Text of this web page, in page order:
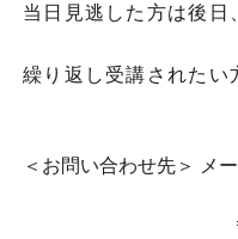
当日見逃した方は後日
繰り返し受講されたい
＜お問い合わせ先＞ メ
「広報の
〒104-0045 東